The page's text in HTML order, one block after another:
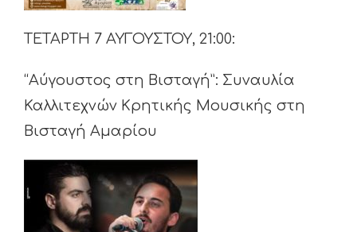
ΤΕΤΑΡΤΗ 7 ΑΥΓΟΥΣΤΟΥ, 21:00:
“Αύγουστος στη Βισταγή”: Συναυλία
Καλλιτεχνών Κρητικής Μουσικής στη
Βισταγή Αμαρίου